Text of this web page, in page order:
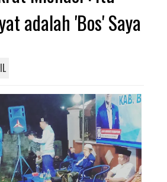
adalah 'Bos' Saya